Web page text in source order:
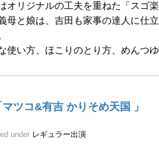
オリジナルの工夫を重ねた「スゴ楽
母と娘は、吉田も家事の達人に仕
使い方、ほこりのとり方、めんつ
ツコ&有吉 かりそめ天国 」
under レギュラー出演